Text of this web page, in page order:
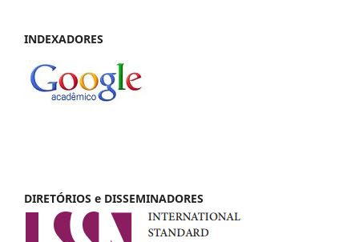
INDEXADORES
DIRETÓRIOS e DISSEMINADORES